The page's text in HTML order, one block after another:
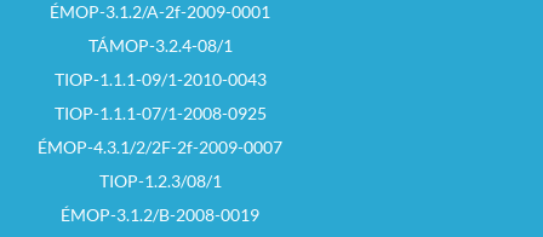
ÉMOP-3.1.2/A-2f-2009-0001
TÁMOP-3.2.4-08/1
TIOP-1.1.1-09/1-2010-0043
TIOP-1.1.1-07/1-2008-0925
ÉMOP-4.3.1/2/2F-2f-2009-0007
TIOP-1.2.3/08/1
ÉMOP-3.1.2/B-2008-0019